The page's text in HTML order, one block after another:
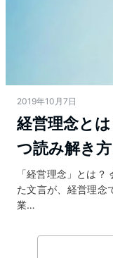
2019年10月7日
経営理念と
つ読み解き
「経営理念」とは
た文言が、経営理念
業…